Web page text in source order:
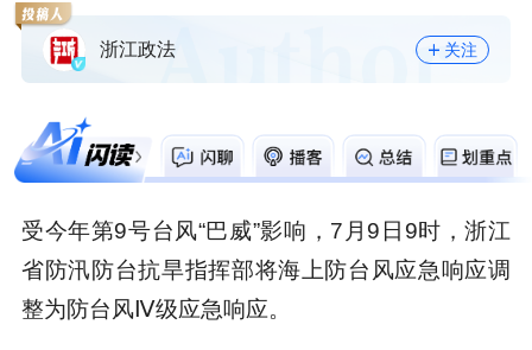
浙江政法 关注
受今年第9号台风“巴威”影响， 7月9日9时，浙江
省防汛防台抗旱指挥部将海上防台风应急响应调
整为防台风Ⅳ级应急响应。